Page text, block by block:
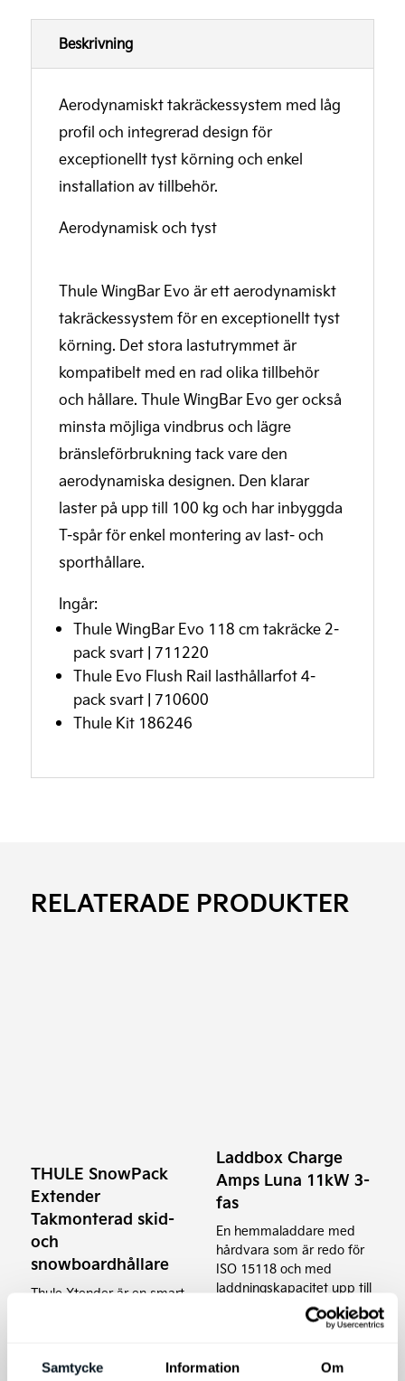
Samtycke Information Om
Beskrivning
Aerodynamiskt takräckessystem med låg
profil och integrerad design för
exceptionellt tyst körning och enkel
installation av tillbehör.
Aerodynamisk och tyst
Thule WingBar Evo är ett aerodynamiskt
takräckessystem för en exceptionellt tyst
körning. Det stora lastutrymmet är
kompatibelt med en rad olika tillbehör
och hållare. Thule WingBar Evo ger också
minsta möjliga vindbrus och lägre
bränsleförbrukning tack vare den
aerodynamiska designen. Den klarar
laster på upp till 100 kg och har inbyggda
T-spår för enkel montering av last- och
sporthållare.
Ingår:
Thule WingBar Evo 118 cm takräcke 2-
pack svart | 711220
Thule Evo Flush Rail lasthållarfot 4-
pack svart | 710600
Thule Kit 186246
RELATERADE PRODUKTER
THULE SnowPack
Extender
Takmonterad skid-
och
snowboardhållare
Thule Xtender är en smart
och pålastning.
Laddbox Charge
Amps Luna 11kW 3-
fas
En hemmaladdare med
hårdvara som är redo för
ISO 15118 och med
laddningskapacitet upp till